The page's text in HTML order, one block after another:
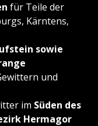
für Teile der
Kärntens,
sowie
und
im Süden des
Hermagor